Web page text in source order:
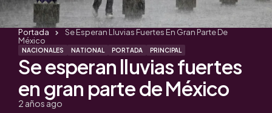
NACIONALES NATIONAL PORTADA PRINCIPAL
Se esperan lluvias fuertes
en gran parte de México
2 años ago
Portada
Se Esperan Lluvias Fuertes En Gran Parte De
México